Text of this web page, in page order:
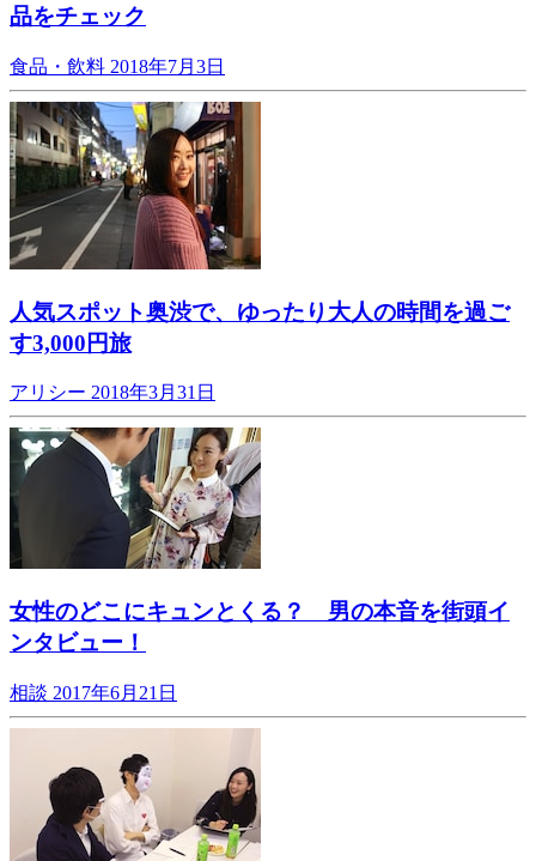
品をチェック
食品・飲料 2018年7月3日
人気スポット奥渋で、ゆったり大人の時間を過ご
す3,000円旅
アリシー 2018年3月31日
女性のどこにキュンとくる？ 男の本音を街頭イ
ンタビュー！
相談 2017年6月21日